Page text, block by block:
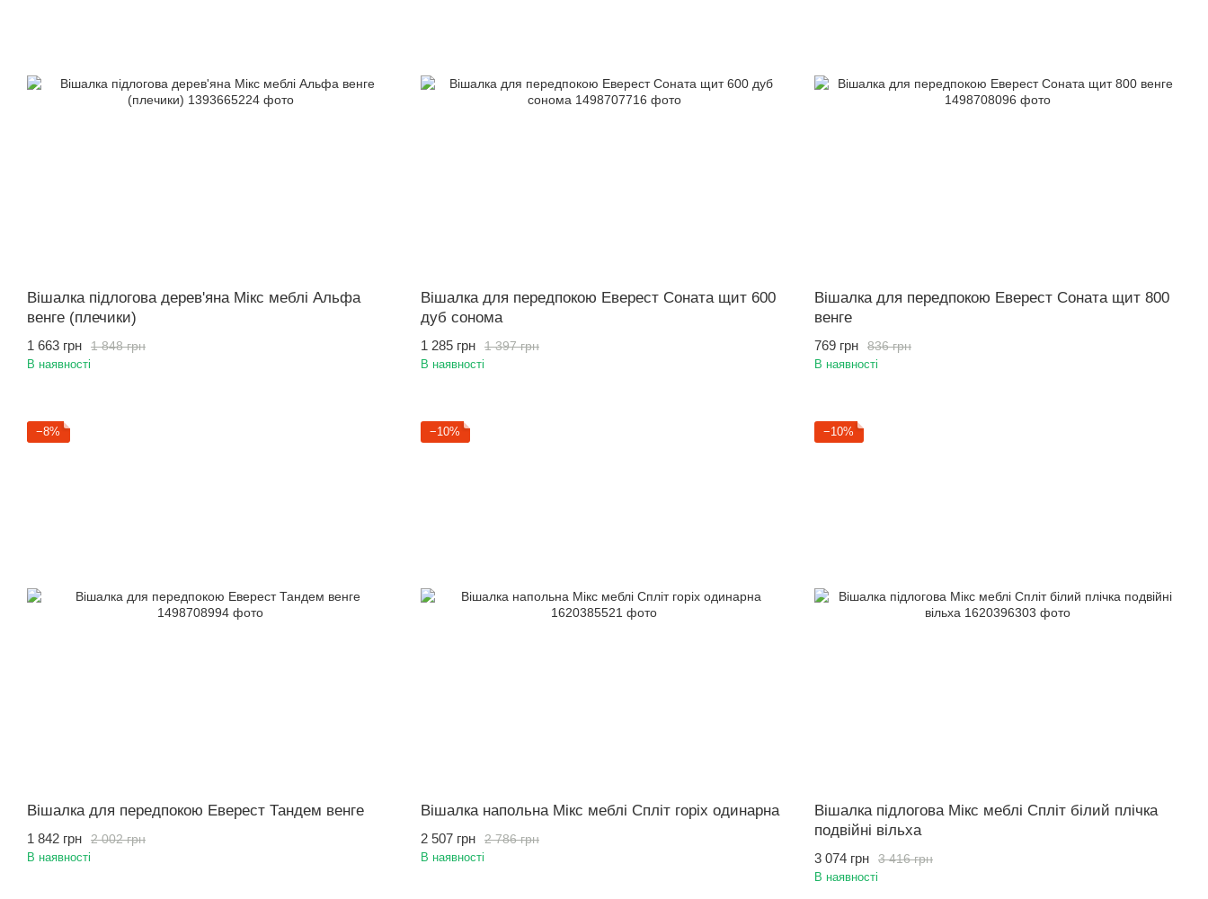
Вішалка підлогова дерев'яна Мікс меблі Альфа
венге (плечики)
1 848 грн
1 663 грн
В наявності
Вішалка для передпокою Еверест Соната щит 600
дуб сонома
1 397 грн
1 285 грн
В наявності
Вішалка для передпокою Еверест Соната щит 800
венге
836 грн
769 грн
В наявності
−8%
Вішалка для передпокою Еверест Тандем венге
2 002 грн
1 842 грн
В наявності
−10%
Вішалка напольна Мікс меблі Спліт горіх одинарна
2 786 грн
2 507 грн
В наявності
−10%
Вішалка підлогова Мікс меблі Спліт білий плічка
подвійні вільха
3 416 грн
3 074 грн
В наявності